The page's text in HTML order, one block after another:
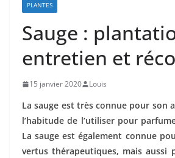
PLANTES
Sauge :
entretien et
15 janvier 2020 Louis
La sauge est très connue pour son
l’habitude de l’utiliser pour
La sauge est également connue
vertus thérapeutiques, mais aussi